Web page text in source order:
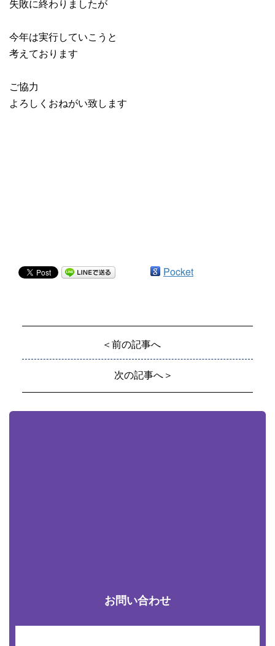
失敗に終わりましたが
今年は実行していこうと
考えております
ご協力
よろしくおねがい致します
Pocket
＜前の記事へ
次の記事へ＞
お問い合わせ